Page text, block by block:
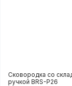
Сковородка со
Сковородка со
ручкой BRS-P26